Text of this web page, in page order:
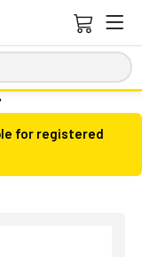
for registered